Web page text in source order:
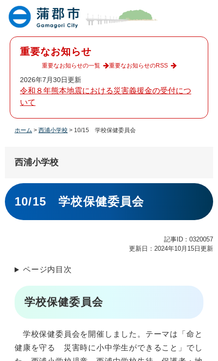
重要なお知らせ
2026年7月30日更新
令和８年熊本地震における災害義援金の受付につ
いて
重要なお知らせの一覧 重要なお知らせのRSS
ホーム > 西浦小学校 > 10/15 学校保健委員会
西浦小学校
本
文
10/15 学校保健委員会
記事ID：0320057
更新日：2024年10月15日更新
ページ内目次
学校保健委員会
学校保健委員会を開催しました。テーマは「命と
健康を守る 災害時に小中学生ができること」でし